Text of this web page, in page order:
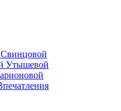
Утышевой